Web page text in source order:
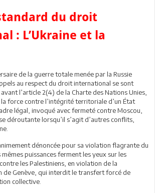
du droit
: L’Ukraine et la
de la guerre totale menée par la Russie
au respect du droit international se sont
l’article 2(4) de la Charte des Nations Unies,
force contre l’intégrité territoriale d’un État
légal, invoqué avec fermeté contre Moscou,
déroutante lorsqu’il s’agit d’autres conflits,
dénoncée pour sa violation flagrante du
puissances ferment les yeux sur les
les Palestiniens, en violation de la
de Genève, qui interdit le transfert forcé de
collective.